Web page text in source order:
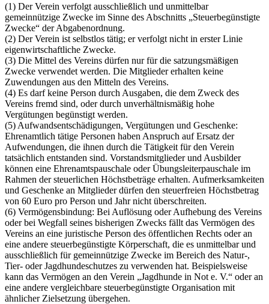
(1) Der Verein verfolgt ausschließlich und unmittelbar
gemeinnützige Zwecke im Sinne des Abschnitts „Steuerbegünstigte
Zwecke“ der Abgabenordnung.
(2) Der Verein ist selbstlos tätig; er verfolgt nicht in erster Linie
eigenwirtschaftliche Zwecke.
(3) Die Mittel des Vereins dürfen nur für die satzungsmäßigen
Zwecke verwendet werden. Die Mitglieder erhalten keine
Zuwendungen aus den Mitteln des Vereins.
(4) Es darf keine Person durch Ausgaben, die dem Zweck des
Vereins fremd sind, oder durch unverhältnismäßig hohe
Vergütungen begünstigt werden.
(5) Aufwandsentschädigungen, Vergütungen und Geschenke:
Ehrenamtlich tätige Personen haben Anspruch auf Ersatz der
Aufwendungen, die ihnen durch die Tätigkeit für den Verein
tatsächlich entstanden sind. Vorstandsmitglieder und Ausbilder
können eine Ehrenamtspauschale oder Übungsleiterpauschale im
Rahmen der steuerlichen Höchstbeträge erhalten. Aufmerksamkeiten
und Geschenke an Mitglieder dürfen den steuerfreien Höchstbetrag
von 60 Euro pro Person und Jahr nicht überschreiten.
(6) Vermögensbindung: Bei Auflösung oder Aufhebung des Vereins
oder bei Wegfall seines bisherigen Zwecks fällt das Vermögen des
Vereins an eine juristische Person des öffentlichen Rechts oder an
eine andere steuerbegünstigte Körperschaft, die es unmittelbar und
ausschließlich für gemeinnützige Zwecke im Bereich des Natur-,
Tier- oder Jagdhundeschutzes zu verwenden hat. Beispielsweise
kann das Vermögen an den Verein „Jagdhunde in Not e. V.“ oder an
eine andere vergleichbare steuerbegünstigte Organisation mit
ähnlicher Zielsetzung übergehen.